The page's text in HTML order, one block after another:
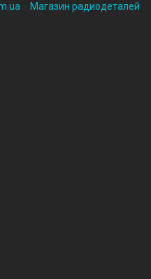
Магазин радиодеталей